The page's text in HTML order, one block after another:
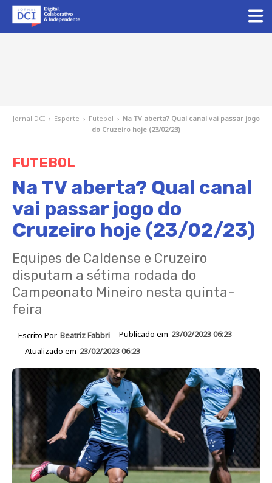
Jornal DCI › Esporte › Futebol › Na TV aberta? Qual canal vai passar jogo
do Cruzeiro hoje (23/02/23)
FUTEBOL
Na TV aberta? Qual canal
vai passar jogo do
Cruzeiro hoje (23/02/23)
Equipes de Caldense e Cruzeiro
disputam a sétima rodada do
Campeonato Mineiro nesta quinta-
feira
Escrito Por Beatriz Fabbri Publicado em 23/02/2023 06:23
Atualizado em 23/02/2023 06:23